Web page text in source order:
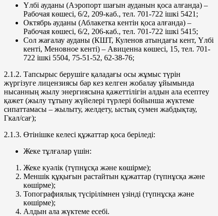
Үлбі ауданы (Аэропорт шағын ауданын қоса алғанда) –
Рабочая көшесі, 6/2, 209-каб., тел. 701-722 ішкі 5421;
Октябрь ауданы (Аблакетка кентін қоса алғанда) –
Рабочая көшесі, 6/2, 206-каб., тел. 701-722 ішкі 5415;
Сол жағалау ауданы (КШТ, Куленов атындағы кент, Үлбі
кенті, Меновное кенті) – Авиценна көшесі, 15, тел. 701-
722 ішкі 5504, 75-51-52, 62-38-76;
2.1.2. Тапсырыс берушіге қаладағы осы жұмыс түрін
жүргізуге лицензиясы бар кез келген жобалау ұйымында
нысанның жылу энергиясына қажеттілігін алдын ала есептеу
қажет (жылу тұтыну жүйелері түрлері бойынша жүктеме
сипаттамасы – жылыту, желдету, ыстық сумен жабдықтау,
Гкал/сағ);
2.1.3. Өтінішке келесі құжаттар қоса беріледі:
Жеке тұлғалар үшін:
Жеке куәлік (түпнұсқа және көшірме);
Меншік құқығын растайтын құжаттар (түпнұсқа және
көшірме);
Топографиялық түсірілімнен үзінді (түпнұсқа және
көшірме);
Алдын ала жүктеме есебі.